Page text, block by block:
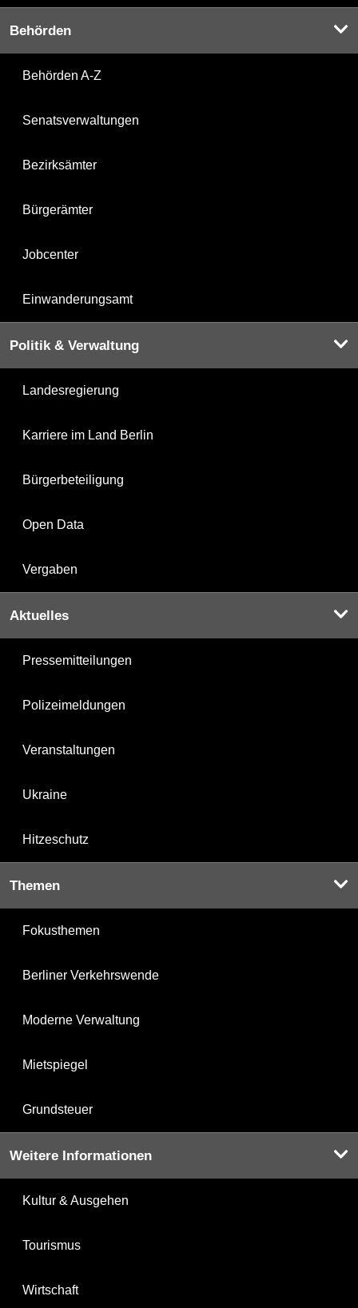
Behörden
Behörden A-Z
Senatsverwaltungen
Bezirksämter
Bürgerämter
Jobcenter
Einwanderungsamt
Politik & Verwaltung
Landesregierung
Karriere im Land Berlin
Bürgerbeteiligung
Open Data
Vergaben
Aktuelles
Pressemitteilungen
Polizeimeldungen
Veranstaltungen
Ukraine
Hitzeschutz
Themen
Fokusthemen
Berliner Verkehrswende
Moderne Verwaltung
Mietspiegel
Grundsteuer
Weitere Informationen
Kultur & Ausgehen
Tourismus
Wirtschaft